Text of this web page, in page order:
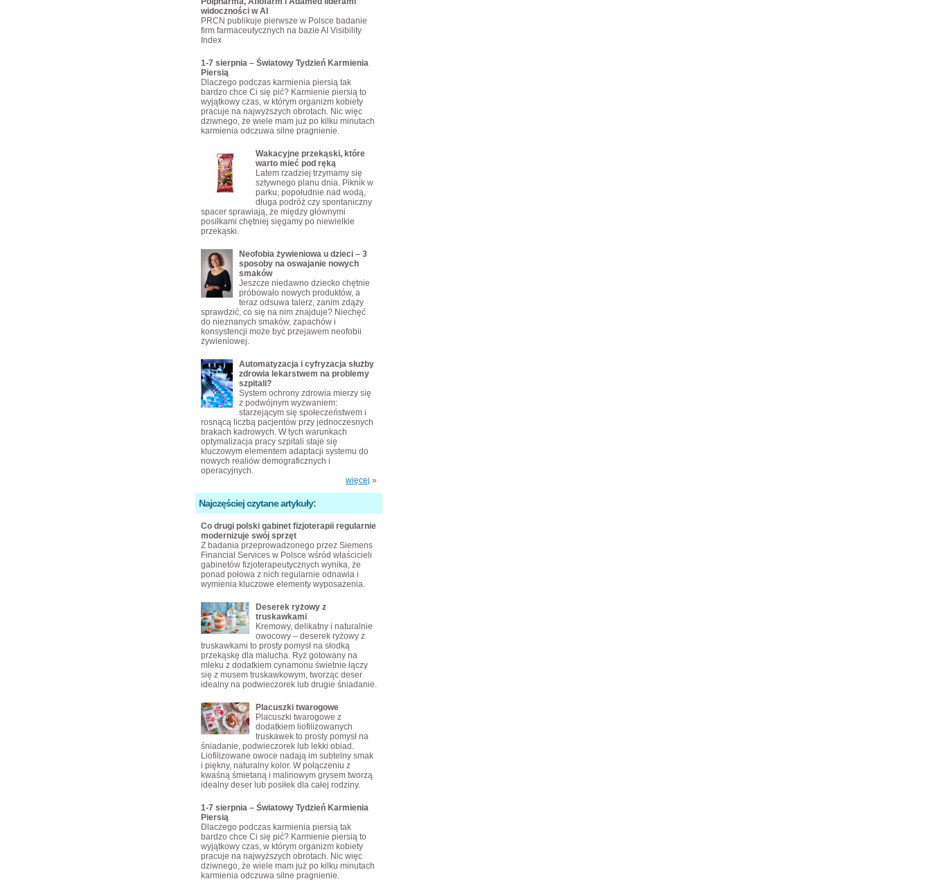
widoczności w AI
PRCN publikuje pierwsze w Polsce badanie
firm farmaceutycznych na bazie AI Visibility
Index
1-7 sierpnia – Światowy Tydzień Karmienia
Piersią
Dlaczego podczas karmienia piersią tak
bardzo chce Ci się pić? Karmienie piersią to
wyjątkowy czas, w którym organizm kobiety
pracuje na najwyższych obrotach. Nic więc
dziwnego, że wiele mam już po kilku minutach
karmienia odczuwa silne pragnienie.
Wakacyjne przekąski, które
warto mieć pod ręką
Latem rzadziej trzymamy się
sztywnego planu dnia. Piknik w
parku, popołudnie nad wodą,
długa podróż czy spontaniczny
spacer sprawiają, że między głównymi
posiłkami chętniej sięgamy po niewielkie
przekąski.
Neofobia żywieniowa u dzieci – 3
sposoby na oswajanie nowych
smaków
Jeszcze niedawno dziecko chętnie
próbowało nowych produktów, a
teraz odsuwa talerz, zanim zdąży
sprawdzić, co się na nim znajduje? Niechęć
do nieznanych smaków, zapachów i
konsystencji może być przejawem neofobii
żywieniowej.
Automatyzacja i cyfryzacja służby
zdrowia lekarstwem na problemy
szpitali?
System ochrony zdrowia mierzy się
z podwójnym wyzwaniem:
starzejącym się społeczeństwem i
rosnącą liczbą pacjentów przy jednoczesnych
brakach kadrowych. W tych warunkach
optymalizacja pracy szpitali staje się
kluczowym elementem adaptacji systemu do
nowych realiów demograficznych i
operacyjnych.
więcej »
Najczęściej czytane artykuły:
Co drugi polski gabinet fizjoterapii regularnie
modernizuje swój sprzęt
Z badania przeprowadzonego przez Siemens
Financial Services w Polsce wśród właścicieli
gabinetów fizjoterapeutycznych wynika, że
ponad połowa z nich regularnie odnawia i
wymienia kluczowe elementy wyposażenia.
Deserek ryżowy z
truskawkami
Kremowy, delikatny i naturalnie
owocowy – deserek ryżowy z
truskawkami to prosty pomysł na słodką
przekąskę dla malucha. Ryż gotowany na
mleku z dodatkiem cynamonu świetnie łączy
się z musem truskawkowym, tworząc deser
idealny na podwieczorek lub drugie śniadanie.
Placuszki twarogowe
Placuszki twarogowe z
dodatkiem liofilizowanych
truskawek to prosty pomysł na
śniadanie, podwieczorek lub lekki obiad.
Liofilizowane owoce nadają im subtelny smak
i piękny, naturalny kolor. W połączeniu z
kwaśną śmietaną i malinowym grysem tworzą
idealny deser lub posiłek dla całej rodziny.
1-7 sierpnia – Światowy Tydzień Karmienia
Piersią
Dlaczego podczas karmienia piersią tak
bardzo chce Ci się pić? Karmienie piersią to
wyjątkowy czas, w którym organizm kobiety
pracuje na najwyższych obrotach. Nic więc
dziwnego, że wiele mam już po kilku minutach
karmienia odczuwa silne pragnienie.